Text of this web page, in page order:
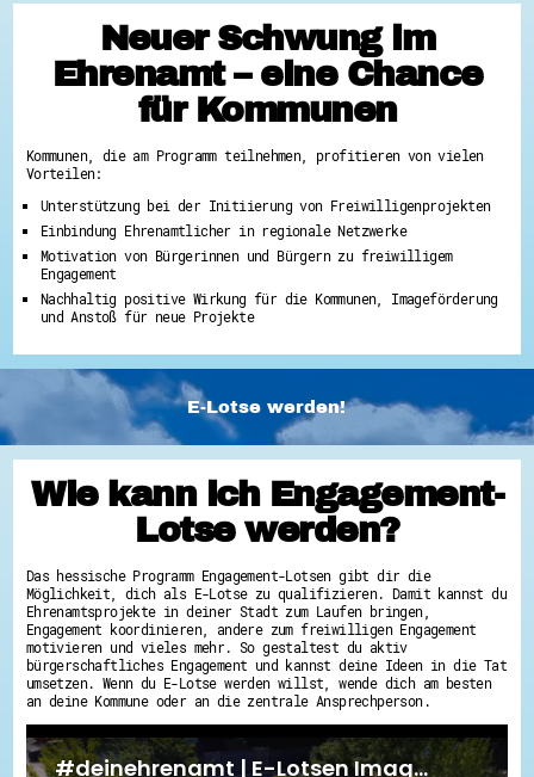
Neuer Schwung im
Ehrenamt – eine Chance
für Kommunen
Kommunen, die am Programm teilnehmen, profitieren von vielen
Vorteilen:
Unterstützung bei der Initiierung von Freiwilligenprojekten
Einbindung Ehrenamtlicher in regionale Netzwerke
Motivation von Bürgerinnen und Bürgern zu freiwilligem
Engagement
Nachhaltig positive Wirkung für die Kommunen, Imageförderung
und Anstoß für neue Projekte
E-Lotse werden!
Wie kann ich Engagement-
Lotse werden?
Das hessische Programm Engagement-Lotsen gibt dir die
Möglichkeit, dich als E-Lotse zu qualifizieren. Damit kannst du
Ehrenamtsprojekte in deiner Stadt zum Laufen bringen,
Engagement koordinieren, andere zum freiwilligen Engagement
motivieren und vieles mehr. So gestaltest du aktiv
bürgerschaftliches Engagement und kannst deine Ideen in die Tat
umsetzen. Wenn du E-Lotse werden willst, wende dich am besten
an deine Kommune oder an die zentrale Ansprechperson.